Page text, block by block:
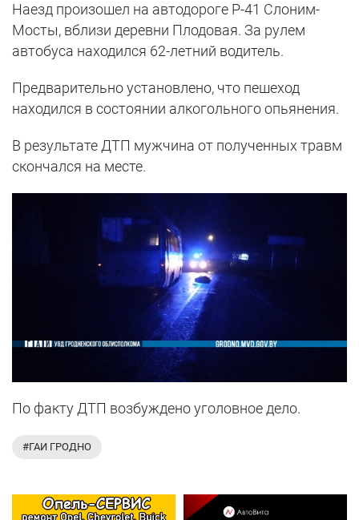
Наезд произошел на автодороге Р-41 Слоним-
Мосты, вблизи деревни Плодовая. За рулем
автобуса находился 62-летний водитель.
Предварительно установлено, что пешеход
находился в состоянии алкогольного опьянения.
В результате ДТП мужчина от полученных травм
скончался на месте.
По факту ДТП возбуждено уголовное дело.
#ГАИ ГРОДНО